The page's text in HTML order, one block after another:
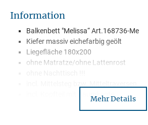
Information
Balkenbett "Melissa“ Art.168736-Me
Kiefer massiv eichefarbig geölt
Liegefläche 180x200
ohne Matratze/ohne Lattenrost
incl. Kopfteil mit BaumkanteMehr Details